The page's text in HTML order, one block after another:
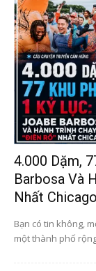
4.000 Dặm,
Barbosa Và
Nhất
Bạn có tin không,
một thành phố